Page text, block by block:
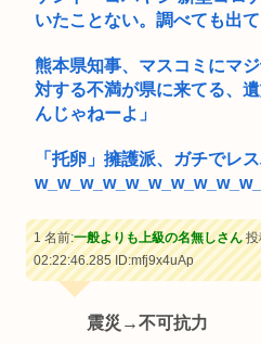
いたことない。調べても出て
熊本県知事、マスコミにマ
対する不満が県に来てる、
んじゃねーよ」
「托卵」擁護派、ガチでレ
1 名前:一般よりも上級の名無しさん投
02:22:46.285ID:mfj9x4uAp
震災→不可抗力